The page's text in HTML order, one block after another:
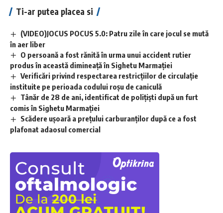
Ti-ar putea placea si
(VIDEO)JOCUS POCUS 5.0: Patru zile în care jocul se mută
în aer liber
O persoană a fost rănită în urma unui accident rutier
produs în această dimineață în Sighetu Marmației
Verificări privind respectarea restricțiilor de circulație
instituite pe perioada codului roșu de caniculă
Tânăr de 28 de ani, identificat de polițiști după un furt
comis în Sighetu Marmației
Scădere ușoară a prețului carburanților după ce a fost
plafonat adaosul comercial